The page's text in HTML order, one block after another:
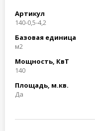
Артикул
140-0,5-4,2
Базовая единица
м2
Мощность, КвТ
140
Площадь, м.кв.
Да